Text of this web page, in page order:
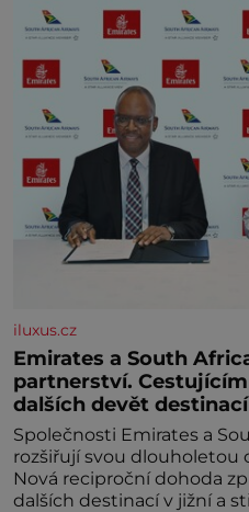
iluxus.cz
Emirates a South
partnerství.
dalších devět
Společnosti Emirates a
rozšiřují svou dlouholetou
Nová reciproční dohoda
dalších destinací v jižní a